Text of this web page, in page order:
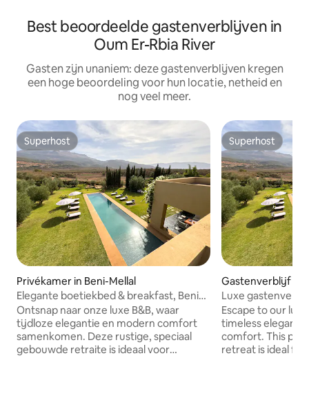
Best beoordeelde gastenverblijven in
Oum Er-Rbia River
Gasten zijn unaniem: deze gastenverblijven kregen
een hoge beoordeling voor hun locatie, netheid en
nog veel meer.
Superhost
Superhost
Privékamer in Beni-Mellal
Elegante boetiekbed & breakfast, Beni
Mellal
Ontsnap naar onze luxe B&B, waar
tijdloze elegantie en modern comfort
samenkomen. Deze rustige, speciaal
gebouwde retraite is ideaal voor
Superhost
Superhost
Gastenverblijf in
Luxe
buurt van Beni
Escape to our
timeless
comfort. This
retreat is ideal for